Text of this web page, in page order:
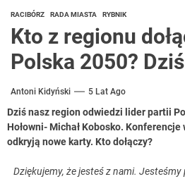
RACIBÓRZ RADA MIASTA RYBNIK
Kto z regionu
Polska 2050?
Antoni Kidyński 5 Lat Ago
Dziś nasz region odwiedzi lider partii
Hołowni- Michał Kobosko. Konferencje
odkryją nowe karty. Kto dołączy?
Dziękujemy, że jesteś z nami.